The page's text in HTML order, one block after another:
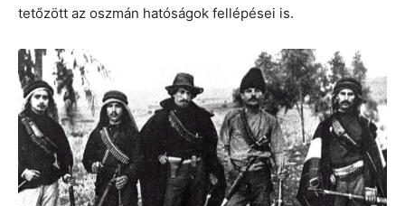
tetőzött az oszmán hatóságok fellépései is.